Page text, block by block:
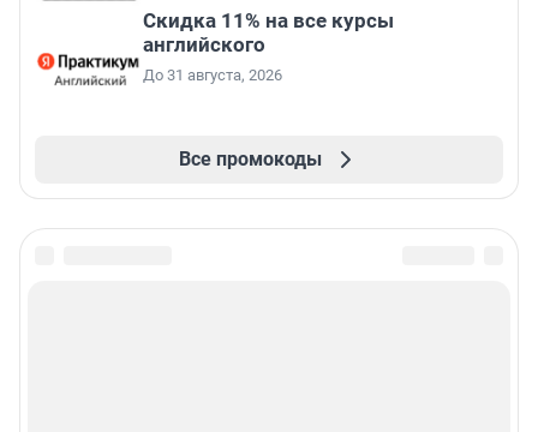
Скидка 11% на все курсы
английского
До 31 августа, 2026
Все промокоды